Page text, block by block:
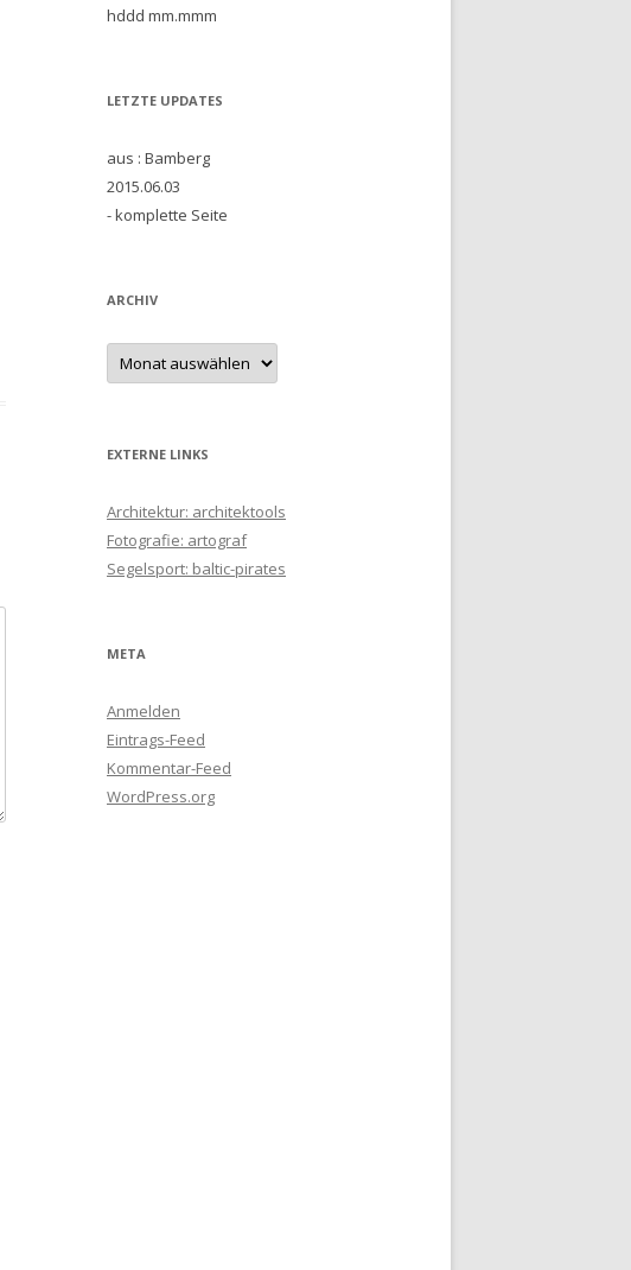
hddd mm.mmm
LETZTE UPDATES
aus : Bamberg
2015.06.03
- komplette Seite
ARCHIV
Archiv
EXTERNE LINKS
Architektur: architektools
Fotografie: artograf
Segelsport: baltic-pirates
META
Anmelden
Eintrags-Feed
Kommentar-Feed
WordPress.org